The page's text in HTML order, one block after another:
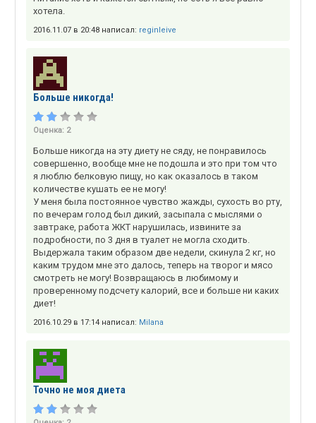
хотела.
2016.11.07 в 20:48 написал: reginleive
Больше никогда!
Оценка: 2
Больше никогда на эту диету не сяду, не понравилось
совершенно, вообще мне не подошла и это при том что
я люблю белковую пищу, но как оказалось в таком
количестве кушать ее не могу!
У меня была постоянное чувство жажды, сухость во рту,
по вечерам голод был дикий, засыпала с мыслями о
завтраке, работа ЖКТ нарушилась, извините за
подробности, по 3 дня в туалет не могла сходить.
Выдержала таким образом две недели, скинула 2 кг, но
каким трудом мне это далось, теперь на творог и мясо
смотреть не могу! Возвращаюсь в любимому и
проверенному подсчету калорий, все и больше ни каких
диет!
2016.10.29 в 17:14 написал: Milana
Точно не моя диета